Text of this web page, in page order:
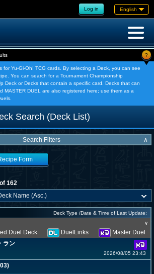
Log in English
?
for Yu-Gi-Oh! TCG cards. By selecting a Deck, you can see
You can search for a Tournament Championship
Deck or Decks that contain a specific card. Decks that can
MASTER DUEL are also registered here; use them as a
Search (Deck List)
Search Filters ∧
Form
162
Deck Type /Date & Time of Last Update:
∨
Duel Deck DuelLinks
Master Duel
ラン
2026/08/05 23:43